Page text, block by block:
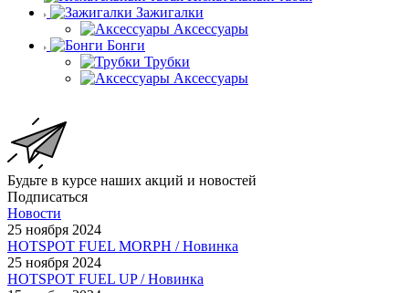
Зажигалки
Аксессуары
Бонги
Трубки
Аксессуары
Будьте в курсе наших акций и новостей
Подписаться
Новости
25 ноября 2024
HOTSPOT FUEL MORPH / Новинка
25 ноября 2024
HOTSPOT FUEL UP / Новинка